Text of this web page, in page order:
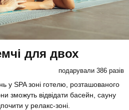
для двох
подарували 386 разів
у SPA зоні готелю, розташованого
зможуть відвідати басейн, сауну
у релакс-зоні.